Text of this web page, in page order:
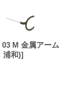
M 金属アーム
浦和)]